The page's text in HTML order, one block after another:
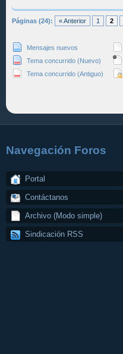
Páginas (24): « Anterior 1 2
Mensajes nuevos
Tema concurrido (Nuevo)
Tema concurrido (Antiguo)
Navegación Foros
Portal
Contáctanos
Archivo (Modo simple)
Sindicación RSS